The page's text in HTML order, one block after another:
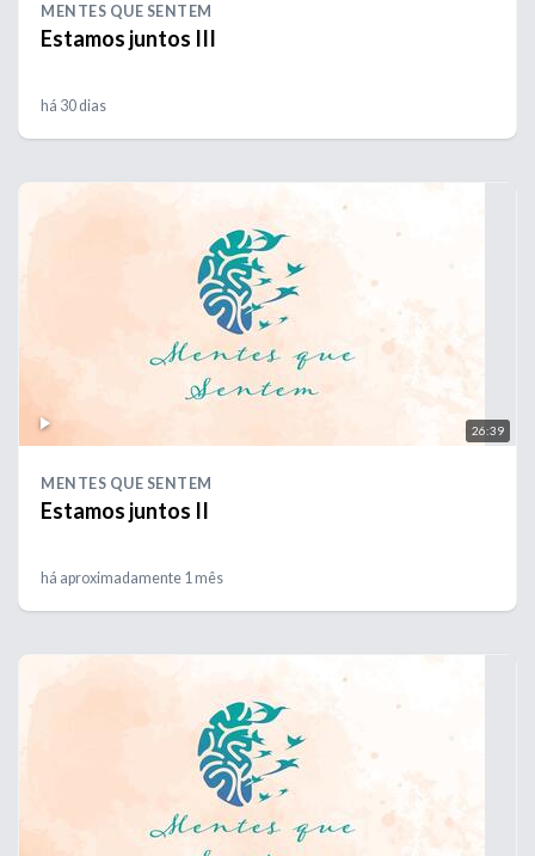
MENTES QUE SENTEM
Estamos juntos III
há 30 dias
26:39
MENTES QUE SENTEM
Estamos juntos II
há aproximadamente 1 mês